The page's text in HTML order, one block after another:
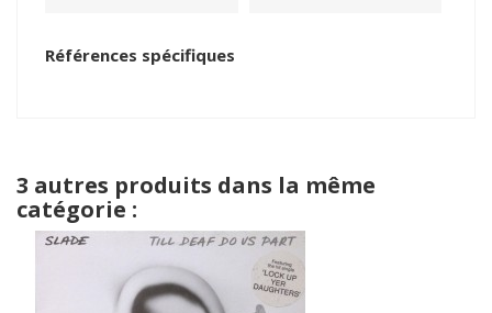
Références spécifiques
3 autres produits dans la même
catégorie :